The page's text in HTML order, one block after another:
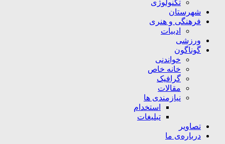
تکنولوژی
شهرستان
فرهنگی و هنری
ادبیات
ورزشی
گوناگون
خواندنی
خانه خاص
گرافیک
مقالات
نیازمندی ها
استخدام
تبلیغات
تصاویر
درباره‌ی ما